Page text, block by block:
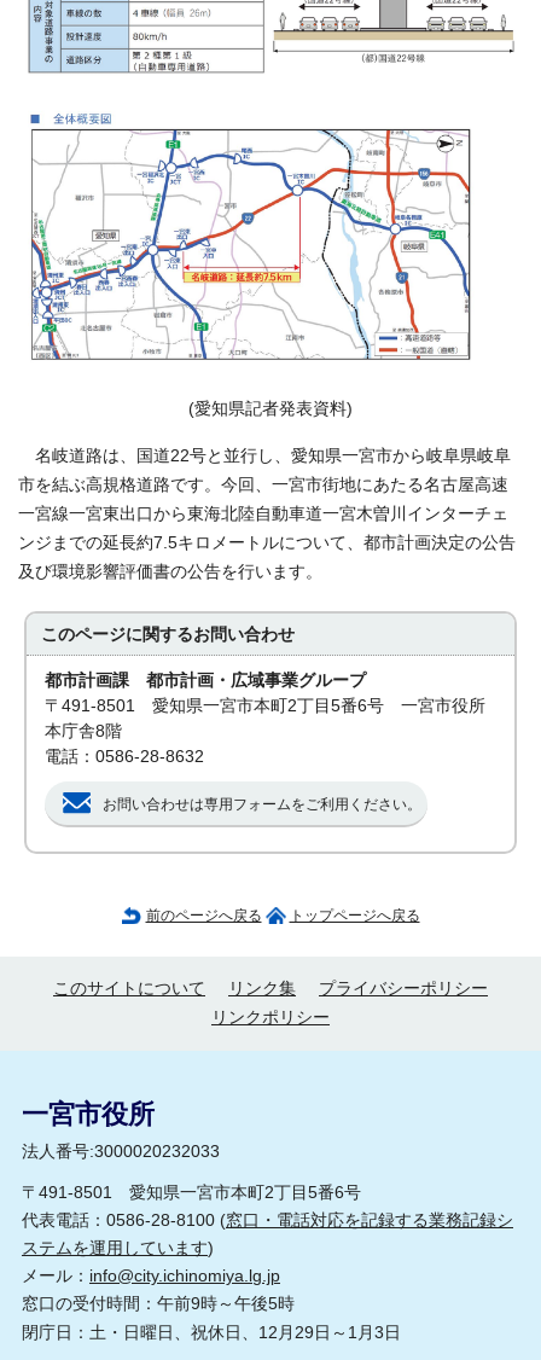
(愛知県記者発表資料)
名岐道路は、国道22号と並行し、愛知県一宮市から岐阜県岐阜
市を結ぶ高規格道路です。今回、一宮市街地にあたる名古屋高速
一宮線一宮東出口から東海北陸自動車道一宮木曽川インターチェ
ンジまでの延長約7.5キロメートルについて、都市計画決定の公告
及び環境影響評価書の公告を行います。
このページに関するお問い合わせ
都市計画課 都市計画・広域事業グループ
〒491-8501 愛知県一宮市本町2丁目5番6号 一宮市役所
本庁舎8階
電話：0586-28-8632
お問い合わせは専用フォームをご利用ください。
前のページへ戻る トップページへ戻る
このサイトについて リンク集
プライバシーポリシー
リンクポリシー
一宮市役所
法人番号:3000020232033
〒491-8501 愛知県一宮市本町2丁目5番6号
代表電話：0586-28-8100 (窓口・電話対応を記録する業務記録シ
ステムを運用しています)
メール： info@city.ichinomiya.lg.jp
窓口の受付時間：午前9時～午後5時
閉庁日：土・日曜日、祝休日、12月29日～1月3日